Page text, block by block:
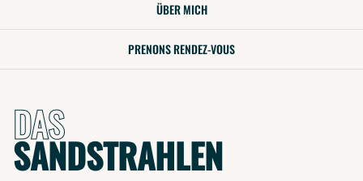
ÜBER MICH
PRENONS RENDEZ-VOUS
DAS
SANDSTRAHLEN